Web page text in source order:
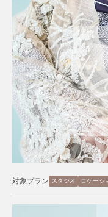
対象プラン スタジオ ロケーシ